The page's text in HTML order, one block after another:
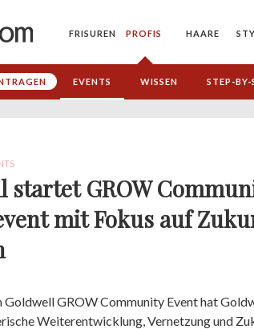
FRISUREN PROFIS HAARE
EVENTS WISSEN STEP-BY-
startet GROW
mit Fokus auf
GROW Community Event hat
Weiterentwicklung, Vernetzung und